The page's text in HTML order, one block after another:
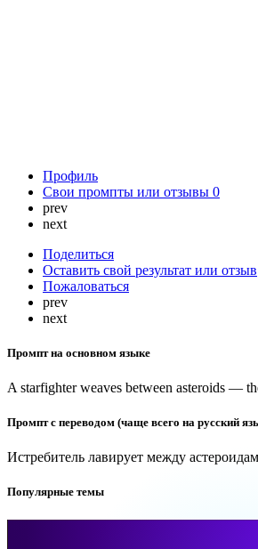
Профиль
Свои промпты или отзывы 0
prev
next
Поделиться
Оставить свой результат или отзыв
Пожаловаться
prev
next
Промпт на основном языке
A starfighter weaves between asteroids —
Промпт с переводом (чаще всего на русский
Истребитель лавирует между
Популярные темы